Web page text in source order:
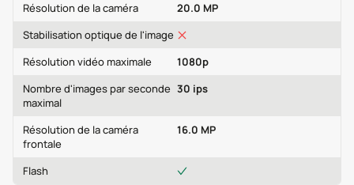
Résolution de la caméra
20.0 MP
Stabilisation optique de l'image
Résolution vidéo maximale
1080p
Nombre d'images par seconde
maximal
30 ips
Résolution de la caméra
frontale
16.0 MP
Flash